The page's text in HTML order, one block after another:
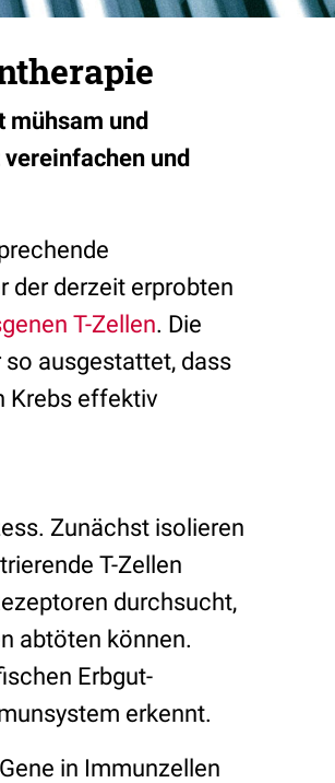
mühsam und
und
der derzeit erprobten
T-Zellen. Die
so ausgestattet, dass
Krebs effektiv
Zunächst isolieren
T-Zellen
durchsucht,
abtöten können.
Erbgut-
erkennt.
in Immunzellen